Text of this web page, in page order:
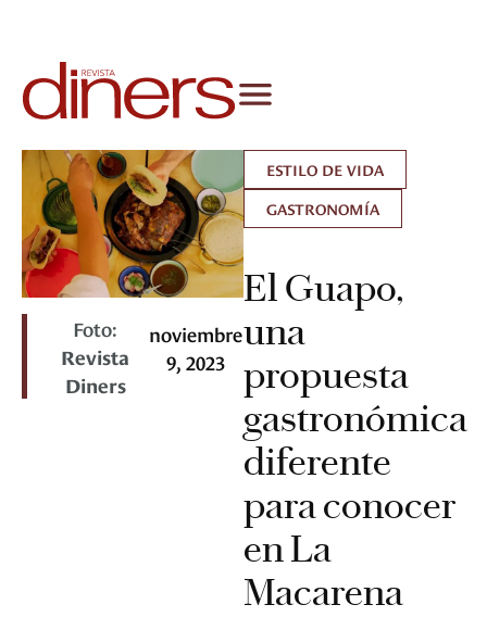
Foto:
Revista
Diners
noviembre
9, 2023
ESTILO DE VIDA
GASTRONOMÍA
El Guapo,
una
propuesta
gastronómica
diferente
para conocer
en La
Macarena